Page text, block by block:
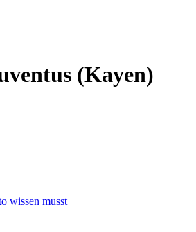
(Kayen)
wissen musst